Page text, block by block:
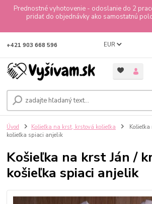
Prednostné vyhotovenie - odoslanie do 2
pridať do objednávky ako samostatnú
EUR
+421 903 668 596
Úvod Košieľka na krst, krstová košieľka
košieľka spiaci anjelik
Košieľka na krst Ján /
košieľka spiaci anjelik